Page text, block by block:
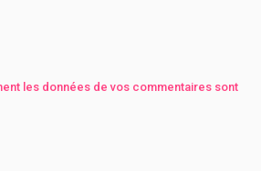
les données de vos commentaires sont